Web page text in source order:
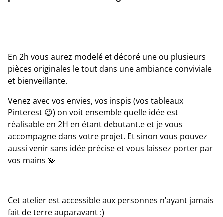
En 2h vous aurez modelé et décoré une ou plusieurs
pièces originales le tout dans une ambiance conviviale
et bienveillante.
Venez avec vos envies, vos inspis (vos tableaux
Pinterest 😉) on voit ensemble quelle idée est
réalisable en 2H en étant débutant.e et je vous
accompagne dans votre projet. Et sinon vous pouvez
aussi venir sans idée précise et vous laissez porter par
vos mains 💫
Cet atelier est accessible aux personnes n’ayant jamais
fait de terre auparavant :)